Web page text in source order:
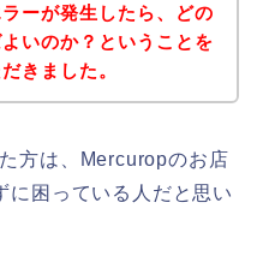
ーが発生したら、どの
いのか？ということを
きました。
方は、Mercuropのお店
困っている人だと思い